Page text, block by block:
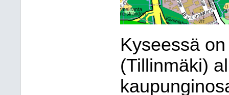
Kyseessä
(Tillinmäki)